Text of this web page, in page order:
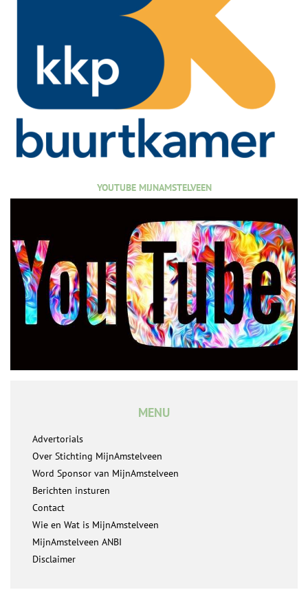
YOUTUBE MIJNAMSTELVEEN
MENU
Advertorials
Over Stichting MijnAmstelveen
Word Sponsor van MijnAmstelveen
Berichten insturen
Contact
Wie en Wat is MijnAmstelveen
MijnAmstelveen ANBI
Disclaimer